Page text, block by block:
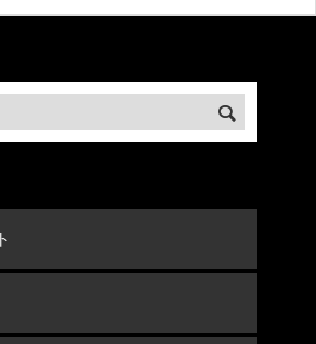
家族構成、メンバーの今現在につ